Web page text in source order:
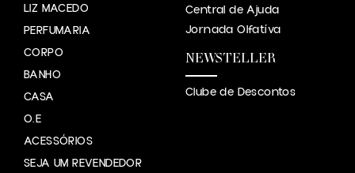
LIZ MACEDO
PERFUMARIA
CORPO
BANHO
CASA
O.E
ACESSÓRIOS
SEJA UM REVENDEDOR
Central de Ajuda
Jornada Olfatíva
NEWSTELLER
Clube de Descontos